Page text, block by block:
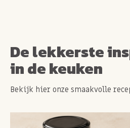
De lekkerste
in de keuken
Bekijk hier onze smaakvolle